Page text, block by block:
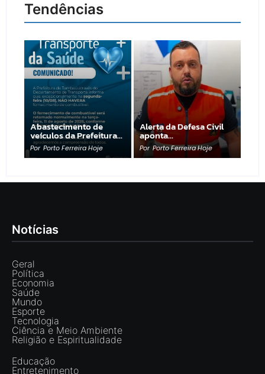
Tendências
Abastecimento de
veículos da Prefeitura…
Por Porto Ferreira Hoje
Alerta da Defesa Civil
aponta…
Por Porto Ferreira Hoje
Notícias
Geral
Política
Economia
Saúde
Mundo
Esporte
Tecnologia
Ciência e Meio Ambiente
Religião e Espiritualidade
Educação
Entretenimento